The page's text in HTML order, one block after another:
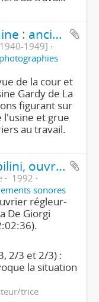
Dardagny, La Plaine : ancienne usine Gardy
1949]
de la cour et
Gardy de La
figurant sur
l'usine et grue
au travail.
Interview de Franco Stabilini, ouvrier régleur-appareilleur (1ère partie/3)
1992
sonores
régleur-
De Giorgi
2/3 et 2/3) :
la situation
trice